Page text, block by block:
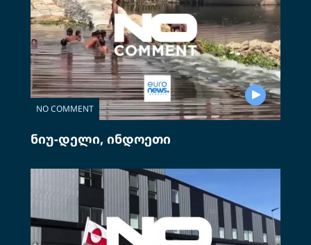
NO COMMENT
ნიუ-დელი, ინდოეთი